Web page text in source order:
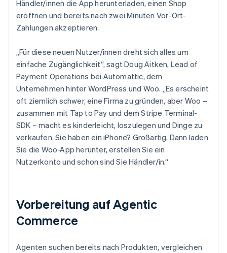
Händler/innen die App herunterladen, einen Shop
eröffnen und bereits nach zwei Minuten Vor-Ort-
Zahlungen akzeptieren.
„Für diese neuen Nutzer/innen dreht sich alles um
einfache Zugänglichkeit“, sagt Doug Aitken, Lead of
Payment Operations bei Automattic, dem
Unternehmen hinter WordPress und Woo. „Es erscheint
oft ziemlich schwer, eine Firma zu gründen, aber Woo –
zusammen mit Tap to Pay und dem Stripe Terminal-
SDK – macht es kinderleicht, loszulegen und Dinge zu
verkaufen. Sie haben ein iPhone? Großartig. Dann laden
Sie die Woo-App herunter, erstellen Sie ein
Nutzerkonto und schon sind Sie Händler/in.“
Vorbereitung auf Agentic
Commerce
Agenten suchen bereits nach Produkten, vergleichen